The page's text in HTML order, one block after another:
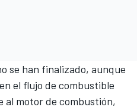
se han finalizado, aunque
el flujo de combustible
al motor de combustión,